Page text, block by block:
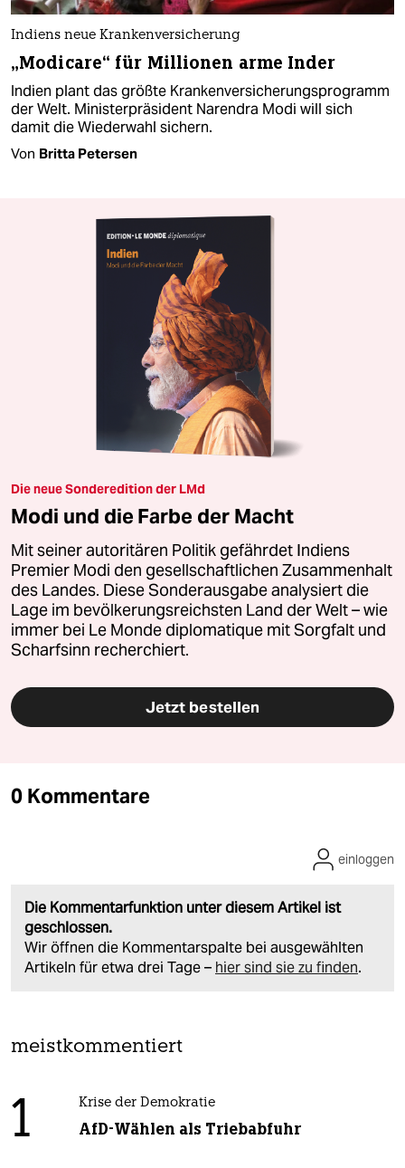
Indiens neue Krankenversicherung
„Modicare“ für Millionen arme Inder
Indien plant das größte Krankenversicherungsprogramm
der Welt. Ministerpräsident Narendra Modi will sich
damit die Wiederwahl sichern.
Von Britta Petersen
Die neue Sonderedition der LMd
Modi und die Farbe der Macht
Mit seiner autoritären Politik gefährdet Indiens
Premier Modi den gesellschaftlichen Zusammenhalt
des Landes. Diese Sonderausgabe analysiert die
Lage im bevölkerungsreichsten Land der Welt – wie
immer bei Le Monde diplomatique mit Sorgfalt und
Scharfsinn recherchiert.
Jetzt bestellen
0 Kommentare
Die Kommentarfunktion unter diesem Artikel ist
geschlossen.
Wir öffnen die Kommentarspalte bei ausgewählten
Artikeln für etwa drei Tage – hier sind sie zu finden.
einloggen
meistkommentiert
1 Krise der Demokratie
AfD-Wählen als Triebabfuhr